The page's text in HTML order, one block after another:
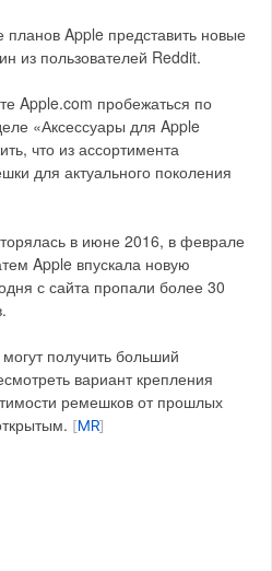
Apple представить новые
из пользователей Reddit.
Apple.com пробежаться по
«Аксессуары для Apple
что из ассортимента
для актуального поколения
в июне 2016, в феврале
Apple впускала новую
с сайта пропали более 30
получить больший
вариант крепления
ремешков от прошлых
MR